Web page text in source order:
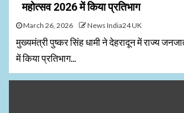
महोत्सव 2026 में किया प्रतिभाग
March 26, 2026 News India24 UK
मुख्यमंत्री पुष्कर सिंह धामी ने देहरादून में राज्य
में किया प्रतिभाग...